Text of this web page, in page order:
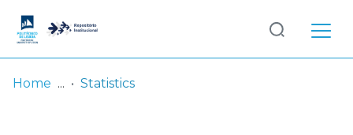
Log
In
Home Statistics